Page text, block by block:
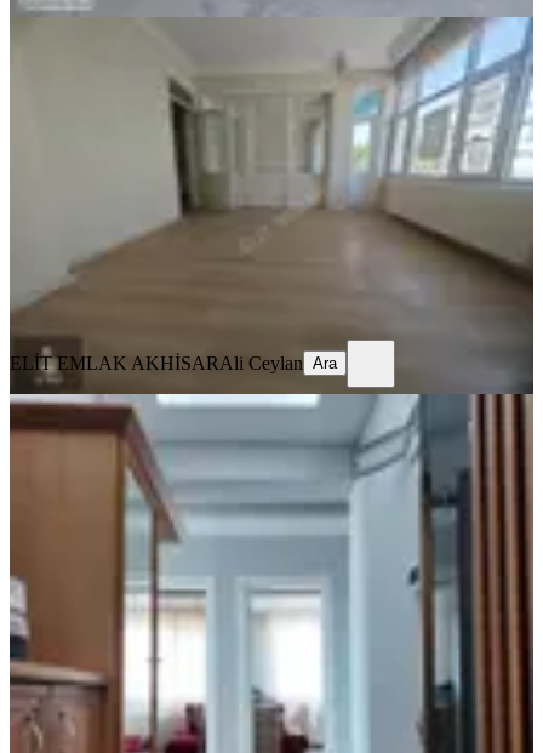
Elit Emlak Paşa Mahallesinde Ara
Kat Kiralık 3+1 Daire
Akhisar, Paşa Mahallesi
3+1
135 m² · 03.08.2026
13.500 ₺
ELİT EMLAK AKHİSAR
ELİT EMLAK AKHİSARAli Ceylan Ara
MANZARALI
Reşatbey Ring Yolu Üzerinde 3+1
Fuul Eşyalı Kiralık Daire
Akhisar, Reşat Bey Mahallesi
3+1·
32.000 ₺
Mkm Yatırım Gayrimenkul Kutay İnan
Ara